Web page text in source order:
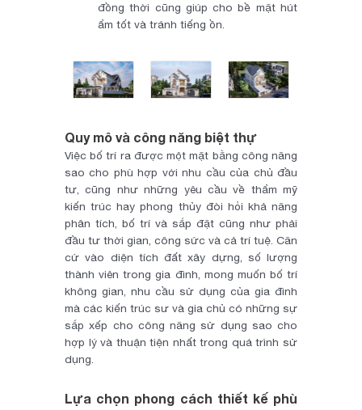
đồng thời cũng giúp cho bề mặt hút
ẩm tốt và tránh tiếng ồn.
Quy mô và công năng biệt thự
Việc bố trí ra được một mặt bằng công năng
sao cho phù hợp với nhu cầu của chủ đầu
tư, cũng như những yêu cầu về thẩm mỹ
kiến trúc hay phong thủy đòi hỏi khả năng
phân tích, bố trí và sắp đặt cũng như phải
đầu tư thời gian, công sức và cả trí tuệ. Căn
cứ vào diện tích đất xây dựng, số lượng
thành viên trong gia đình, mong muốn bố trí
không gian, nhu cầu sử dụng của gia đình
mà các kiến trúc sư và gia chủ có những sự
sắp xếp cho công năng sử dụng sao cho
hợp lý và thuận tiện nhất trong quá trình sử
dụng.
Lựa chọn phong cách thiết kế phù